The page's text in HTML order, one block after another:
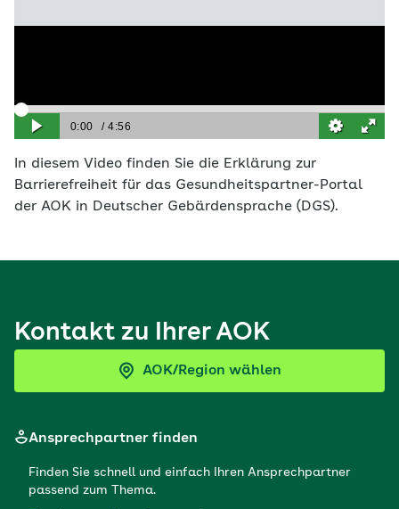
In diesem Video finden Sie die Erklärung zur
Barrierefreiheit für das Gesundheitspartner-Portal
der AOK in Deutscher Gebärdensprache (DGS).
Kontakt zu Ihrer AOK
AOK/Region wählen
Ansprechpartner finden
Finden Sie schnell und einfach Ihren Ansprechpartner
passend zum Thema.